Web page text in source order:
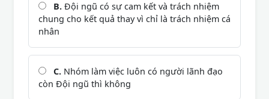
B. Đội ngũ có sự cam kết và trách nhiệm
chung cho kết quả thay vì chỉ là trách nhiệm cá
nhân
C. Nhóm làm việc luôn có người lãnh đạo
còn Đội ngũ thì không